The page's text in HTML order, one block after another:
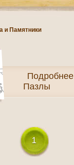
и Памятники
Подробнее
Пазлы
1